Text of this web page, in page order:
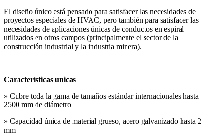
El diseño único está pensado para satisfacer las necesidades de
proyectos especiales de HVAC, pero también para satisfacer las
necesidades de aplicaciones únicas de conductos en espiral
utilizados en otros campos (principalmente el sector de la
construcción industrial y la industria minera).
Características unicas
» Cubre toda la gama de tamaños estándar internacionales hasta
2500 mm de diámetro
» Capacidad única de material grueso, acero galvanizado hasta 2
mm